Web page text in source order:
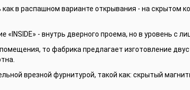
в распашном варианте открывания - на скрытом
«INSIDE» - внутрь дверного проема, но в уровень с
то фабрика предлагает изготовление
врезной фурнитурой, такой как: скрытый